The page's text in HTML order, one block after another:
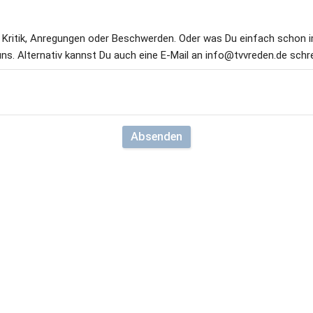
Anregungen oder Beschwerden. Oder was Du einfach schon
Alternativ kannst Du auch eine E-Mail an info@tvvreden.de
Absenden